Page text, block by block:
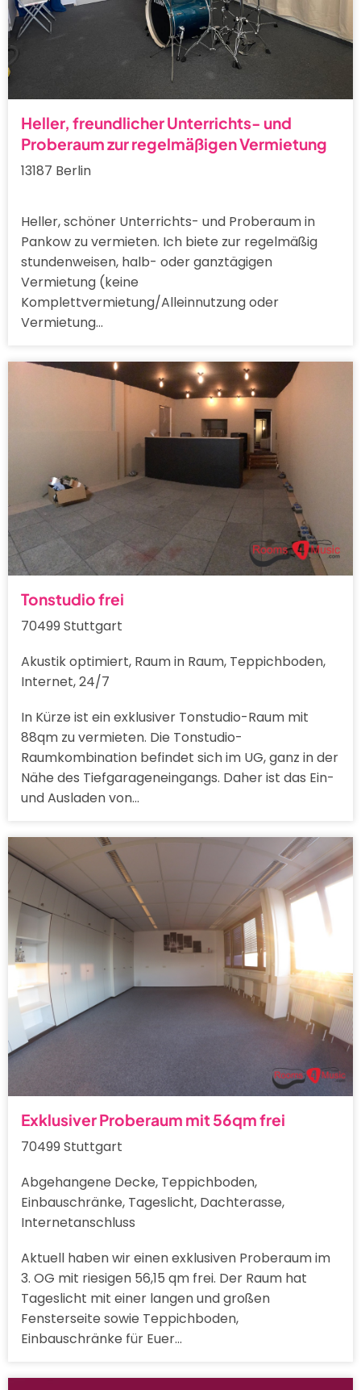
Heller, freundlicher Unterrichts- und
Proberaum zur regelmäßigen Vermietung
13187 Berlin
Heller, schöner Unterrichts- und Proberaum in
Pankow zu vermieten. Ich biete zur regelmäßig
stundenweisen, halb- oder ganztägigen
Vermietung (keine
Komplettvermietung/Alleinnutzung oder
Vermietung…
Tonstudio frei
70499 Stuttgart
Akustik optimiert, Raum in Raum, Teppichboden,
Internet, 24/7
In Kürze ist ein exklusiver Tonstudio-Raum mit
88qm zu vermieten. Die Tonstudio-
Raumkombination befindet sich im UG, ganz in der
Nähe des Tiefgarageneingangs. Daher ist das Ein-
und Ausladen von…
Exklusiver Proberaum mit 56qm frei
70499 Stuttgart
Abgehangene Decke, Teppichboden,
Einbauschränke, Tageslicht, Dachterasse,
Internetanschluss
Aktuell haben wir einen exklusiven Proberaum im
3. OG mit riesigen 56,15 qm frei. Der Raum hat
Tageslicht mit einer langen und großen
Fensterseite sowie Teppichboden,
Einbauschränke für Euer…